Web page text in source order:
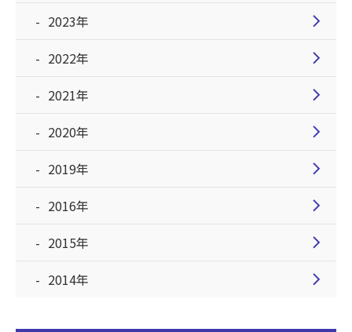
2023年 chevron_right
2022年 chevron_right
2021年 chevron_right
2020年 chevron_right
2019年 chevron_right
2016年 chevron_right
2015年 chevron_right
2014年 chevron_right